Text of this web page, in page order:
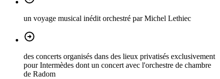
un voyage musical inédit orchestré par Michel Lethiec
des concerts organisés dans des lieux privatisés exclusivement
pour Intermèdes dont un concert avec l'orchestre de chambre
de Radom